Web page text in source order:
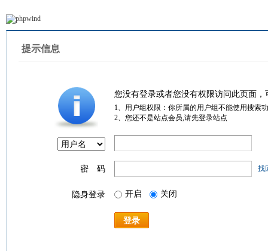
提示信息
您没有登录或者您没有权限访问此页面
1、用户组权限：你所属的用户组不能使用搜索
2、您还不是站点会员,请先登录站点
密 码 找
隐身登录 开启 关闭
登录